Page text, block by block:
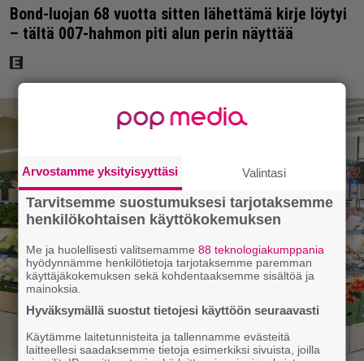
Bond-luojan 68 vuotta sitten lähettämä kirje löytyi
– tältä 007-hahmon piti alun perin näyttää
Arvostamme yksityisyyttäsi Valintasi
Tarvitsemme suostumuksesi tarjotaksemme
henkilökohtaisen käyttökokemuksen
Me ja huolellisesti valitsemamme88 teknologiakumppania
hyödynnämme henkilötietoja tarjotaksemme paremman
käyttäjäkokemuksen sekä kohdentaaksemme sisältöä ja
mainoksia.
Hyväksymällä suostut tietojesi käyttöön seuraavasti
Käytämme laitetunnisteita ja tallennamme evästeitä
laitteellesi saadaksemme tietoja esimerkiksi sivuista, joilla